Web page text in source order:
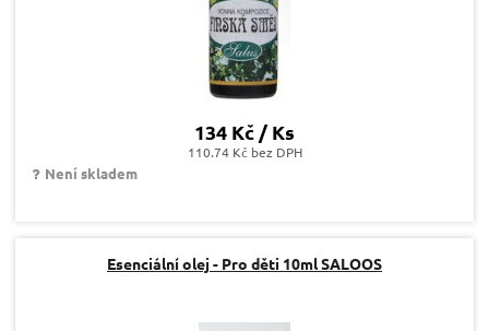
134 Kč / Ks
110.74 Kč bez DPH
Není skladem
Esenciální olej - Pro děti 10ml SALOOS